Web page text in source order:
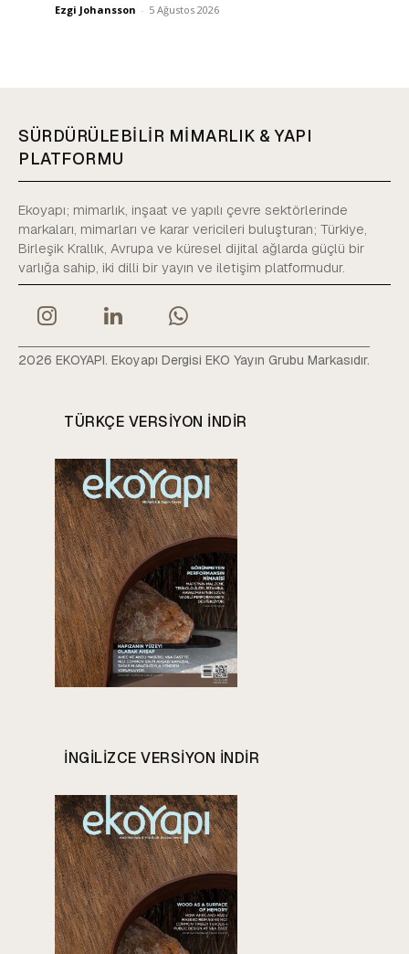
Ezgi Johansson - 5 Ağustos 2026
SÜRDÜRÜLEBİLİR MİMARLIK & YAPI
PLATFORMU
Ekoyapı; mimarlık, inşaat ve yapılı çevre sektörlerinde
markaları, mimarları ve karar vericileri buluşturan; Türkiye,
Birleşik Krallık, Avrupa ve küresel dijital ağlarda güçlü bir
varlığa sahip, iki dilli bir yayın ve iletişim platformudur.
2026 EKOYAPI. Ekoyapı Dergisi EKO Yayın Grubu Markasıdır.
TÜRKÇE VERSIYON INDIR
INGILIZCE VERSIYON INDIR